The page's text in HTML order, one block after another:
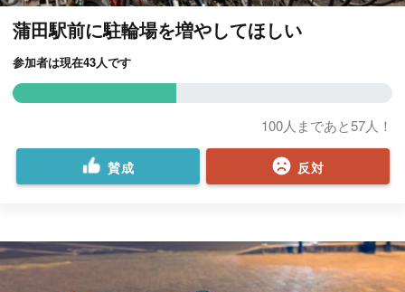
蒲田駅前に駐輪場を増やしてほしい
参加者は現在43人です
100人まであと57人！
賛成 反対